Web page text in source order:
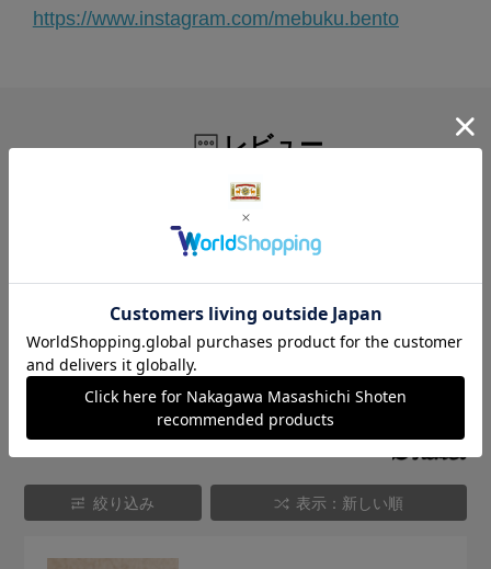
https://www.instagram.com/mebuku.bento
レビュー
レビュー件数：4件
★ 3 (0)
★ 2 (0)
絞り込み 表示：新しい順